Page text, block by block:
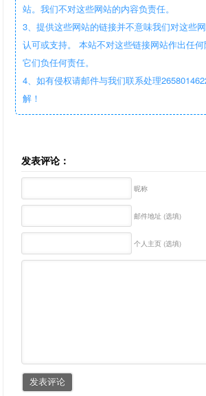
站。我们不对这些网站的内容负责任。
3、提供这些网站的链接并不意味我们对这些
认可或支持。 本站不对这些链接网站作出任
它们负任何责任。
4、如有侵权请邮件与我们联系处理
解！
发表评论：
昵称
邮件地址 (选填)
个人主页 (选填)